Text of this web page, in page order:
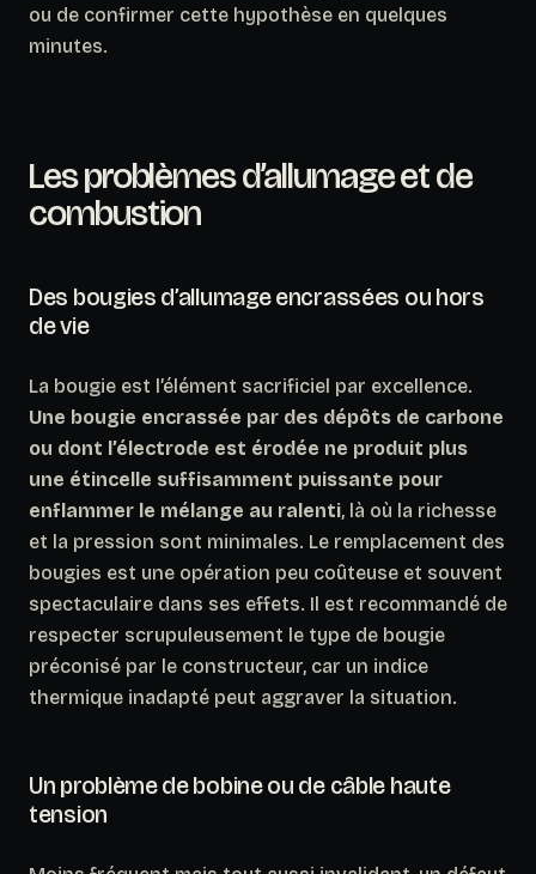
ou de confirmer cette hypothèse en quelques
minutes.
Les problèmes d’allumage et de
combustion
Des bougies d’allumage encrassées ou hors
de vie
La bougie est l’élément sacrificiel par excellence.
Une bougie encrassée par des dépôts de carbone
ou dont l’électrode est érodée ne produit plus
une étincelle suffisamment puissante pour
enflammer le mélange au ralenti, là où la richesse
et la pression sont minimales. Le remplacement des
bougies est une opération peu coûteuse et souvent
spectaculaire dans ses effets. Il est recommandé de
respecter scrupuleusement le type de bougie
préconisé par le constructeur, car un indice
thermique inadapté peut aggraver la situation.
Un problème de bobine ou de câble haute
tension